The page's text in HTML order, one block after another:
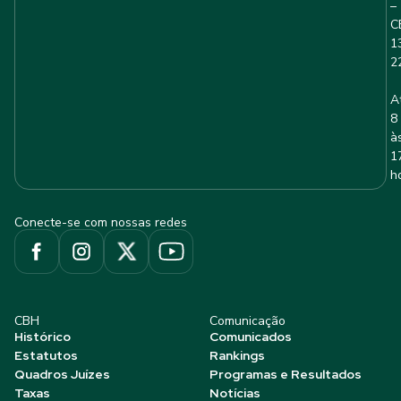
–
8
Conecte-se com nossas redes
CBH
Histórico
Estatutos
Quadros Juízes
Taxas
Comunicação
Comunicados
Rankings
Programas e Resultados
Notícias